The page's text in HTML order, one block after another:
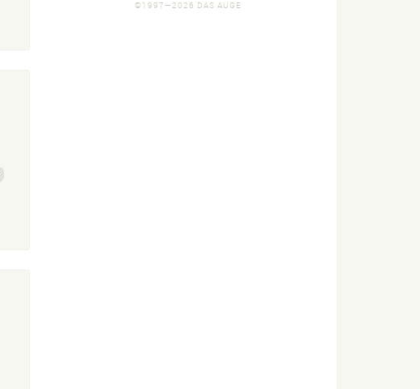
©1997—2026 DAS AUGE